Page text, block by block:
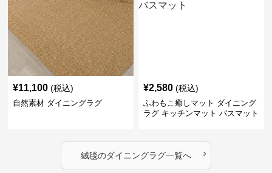
¥11,100 (税込)
自然素材 ダイニングラグ
¥2,580 (税込)
ふわもこ癒しマット ダイニング
ラグ キッチンマット バスマット
絨毯のダイニングラグ一覧へ ›